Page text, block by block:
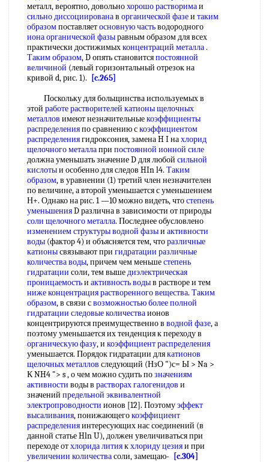
металл, вероятно, довольнохорошо растворимаи
сильно диссоциированав органической фазеи таким
образомпоставляетосновную частьводородного
иона органической фазыравным образом для всех
практически достижимыхконцентраций металла.
Таким образом, D опять становитсяпостоянной
величиной (левый горизонтальный отрезок на
кривой d, рис. 1).
[c.265]
Поскольку для больщинства используемых в
этой работе растворителей катионы щелочных
металлов имеют незначительныекоэффициенты
распределенияпо сравнению скоэффициентом
распределениягидроксония, замена H I нахлорид
щелочного металлапри постоянной ионной силе
должна уменьшать значение D для любой сильной
кислотыи особенно для следов HIn l4. Таким
образом, в уравнении (1) третий член незначителен
по величине, а второй уменьшается с уменьшением
Н+. Однако на рис. 1 —10 можно видеть, чтостепень
уменьшенияD различна в зависимости от природы
соли щелочного металла. Последнее обусловлено
изменением структурыводной фазыи активности
воды (фактор 4) и объясняется тем, чторазличные
катионысвязывают при гидратации различные
количества воды, причем чем меньшестепень
гидратации соли, тем вышедиэлектрическая
проницаемостьи активность водыв растворе и тем
ниже концентрациярастворенного вещества. Таким
образом, в связи свозможностью болееполной
гидратации следовые количестваионов
концентрируются преимущественно в водной фазе, а
поэтому уменьшается их тенденция к переходу в
органическую фазу, и коэффициент распределения
уменьшается. Порядок гидратации длякатионов
щелочных металлов следующий (НзО ")с= Ы > Na >
К NH4 "> s , о чем можно судить позначениям
активности воды в растворах галогенидов и
значений предельной эквивалентной
электропроводности ионов [12]. Поэтомуэффект
высаливания, понижающегокоэффициент
распределенияинтересующих нас соединений (в
данной статье Hln U), должен увеличиваться при
переходе отхлорида литиякхлориду цезияи при
увеличении количествасоли, замещаю-
[c.304]